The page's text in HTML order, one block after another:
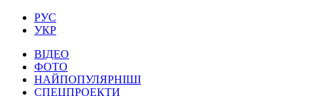
РУС
УКР
ВІДЕО
ФОТО
НАЙПОПУЛЯРНІШІ
СПЕЦПРОЕКТИ